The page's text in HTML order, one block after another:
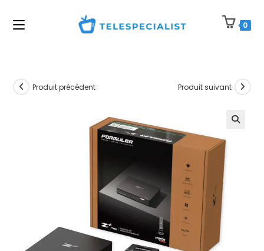
0
Produit précédent Produit suivant